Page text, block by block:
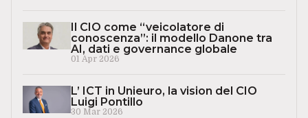
Il CIO come “veicolatore di
conoscenza”: il modello Danone tra
AI, dati e governance globale
01 Apr 2026
L’ ICT in Unieuro, la vision del CIO
Luigi Pontillo
30 Mar 2026